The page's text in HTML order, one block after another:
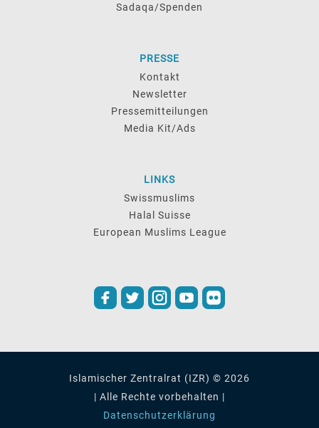
Sadaqa/Spenden
PRESSE
Kontakt
Newsletter
Pressemitteilungen
Media Kit/Ads
LINKS
Swissmuslims
Halal Suisse
European Muslims League
Islamischer Zentralrat (IZR) © 2026
| Alle Rechte vorbehalten |
Datenschutzerklärung